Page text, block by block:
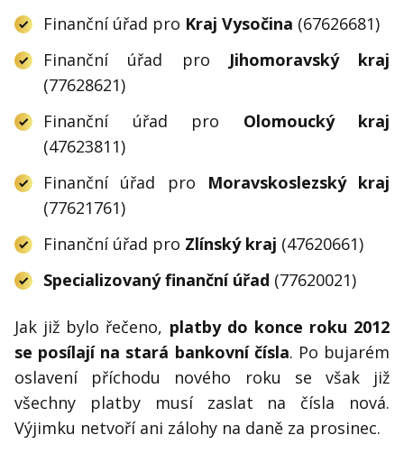
Finanční úřad pro Kraj Vysočina (67626681)
Finanční úřad pro Jihomoravský kraj
(77628621)
Finanční úřad pro Olomoucký kraj
(47623811)
Finanční úřad pro Moravskoslezský kraj
(77621761)
Finanční úřad pro Zlínský kraj (47620661)
Specializovaný finanční úřad (77620021)
Jak již bylo řečeno, platby do konce roku 2012
se posílají na stará bankovní čísla. Po bujarém
oslavení příchodu nového roku se však již
všechny platby musí zaslat na čísla nová.
Výjimku netvoří ani zálohy na daně za prosinec.